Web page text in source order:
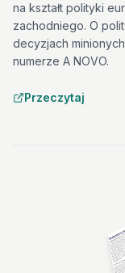
na kształt polityki
zachodniego. O
decyzjach
numerze A NOVO.
Przeczytaj